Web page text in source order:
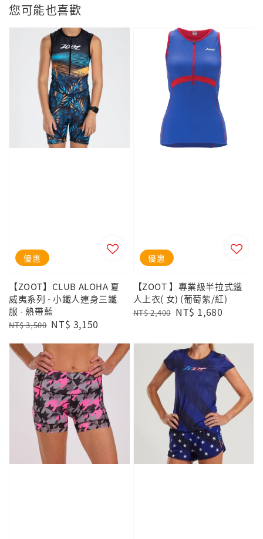
您可能也喜歡
優惠
【ZOOT】CLUB ALOHA 夏
威夷系列 - 小鐵人連身三鐵
服 - 熱帶藍
Regular
NT$ 3,500 Sale
NT$ 3,150
優惠
【ZOOT 】專業級半拉式鐵
人上衣( 女) (葡萄紫/紅)
Regular
NT$ 2,400 Sale
NT$ 1,680